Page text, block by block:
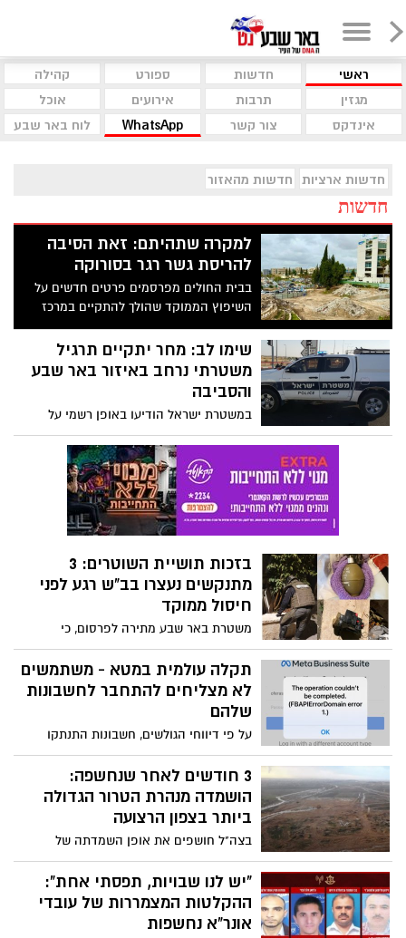
ראשי חדשות ספורט
קהילה
מגזין
תרבות אירועים
אוכל
אינדקס
צור קשר WhatsApp לוח באר שבע
חדשות ארציות חדשות מהאזור
חדשות
למקרה שתהיתם: זאת הסיבה
להריסת גשר רגר בסורוקה
בבית החולים מפרסמים פרטים חדשים על
השיפוץ הממוקד שהולך להתקיים במרכז
הרפואי. על הפרק - עיצוב חדש בהשראת
התרבות הנבטית
שימו לב: מחר יתקיים תרגיל
משטרתי נרחב באיזור באר שבע
והסביבה
במשטרת ישראל הודיעו באופן רשמי על
תרגיל נרחב שצפוי להתקיים מחר באיזור באר
שבע והנגב, ומבקשים מהציבור לגלות אחריות
ולא להיכנס לבהלה
בזכות תושיית השוטרים: 3
מתנקשים נעצרו בב"ש רגע לפני
חיסול ממוקד
משטרת באר שבע מתירה לפרסום, כי
לאחרונה - בעקבות מבצע סמוי שנערך נגד
כנופיות של עבריינים בעיר, נעצרו שלושה
מתנקשים בשכונה ו' רגע לפני שהתכוונו
להוציא לפועל חיסול. כך הם נתפסו שלב אחר
תקלה עולמית במטא - משתמשים
לא מצליחים להתחבר לחשבונות
שלהם
על פי דיווחי הגולשים, חשבונות התנתקו
והמשתמשים לא מצליחים להתחבר מחדש.
בהודעה שקופצת בעת ניסיון ההתחברות
נכתב כי ישנה תקלה וכי מטא פועלת לתיקונה
3 חודשים לאחר שנחשפה:
הושמדה מנהרת הטרור הגדולה
ביותר בצפון הרצועה
בצה"ל חושפים את אופן השמדתה של
המנהרה, הגדולה ביותר שנחשפה עד כה
בלחימה ומדגישים - היא לא זלגה לשטח
ישראל
"יש לנו שבויות, תפסתי אחת":
ההקלטות המצמררות של עובדי
אונר"א נחשפות